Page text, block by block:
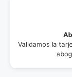
Validamos la